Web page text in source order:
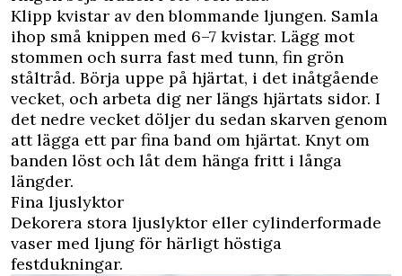
Klipp kvistar av den blommande ljungen. Samla
ihop små knippen med 6–7 kvistar. Lägg mot
stommen och surra fast med tunn, fin grön
ståltråd. Börja uppe på hjärtat, i det inåtgående
vecket, och arbeta dig ner längs hjärtats sidor. I
det nedre vecket döljer du sedan skarven genom
att lägga ett par fina band om hjärtat. Knyt om
banden löst och låt dem hänga fritt i långa
längder.
Fina ljuslyktor
Dekorera stora ljuslyktor eller cylinderformade
vaser med ljung för härligt höstiga
festdukningar.